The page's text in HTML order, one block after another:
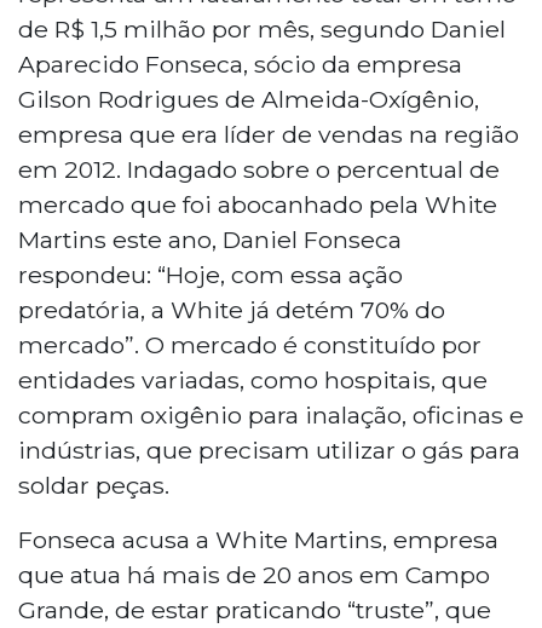
de R$ 1,5 milhão por mês, segundo Daniel
Aparecido Fonseca, sócio da empresa
Gilson Rodrigues de Almeida-Oxígênio,
empresa que era líder de vendas na região
em 2012. Indagado sobre o percentual de
mercado que foi abocanhado pela White
Martins este ano, Daniel Fonseca
respondeu: “Hoje, com essa ação
predatória, a White já detém 70% do
mercado”. O mercado é constituído por
entidades variadas, como hospitais, que
compram oxigênio para inalação, oficinas e
indústrias, que precisam utilizar o gás para
soldar peças.
Fonseca acusa a White Martins, empresa
que atua há mais de 20 anos em Campo
Grande, de estar praticando “truste”, que